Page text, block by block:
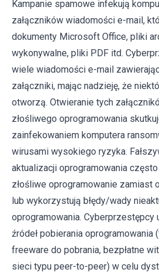
Kampanie spamowe infekują
załączników wiadomości e-mail,
dokumenty Microsoft Office, pliki
wykonywalne, pliki PDF itd.
wiele wiadomości e-mail
załączniki, mając nadzieję, że
otworzą. Otwieranie tych
złośliwego oprogramowania
zainfekowaniem komputera
wirusami wysokiego ryzyka.
aktualizacji oprogramowania
złośliwe oprogramowanie zamiast
lub wykorzystują błędy/wady
oprogramowania. Cyberprzestępcy
źródeł pobierania oprogramowania
freeware do pobrania, bezpłatne
sieci typu peer-to-peer) w celu